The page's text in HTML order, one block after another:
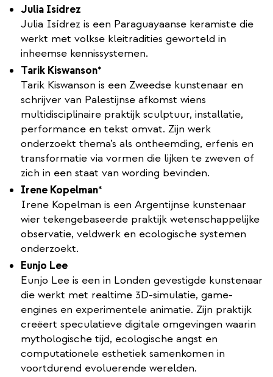
Julia Isídrez
Julia Isídrez is een Paraguayaanse keramiste die
werkt met volkse kleitradities geworteld in
inheemse kennissystemen.
Tarik Kiswanson*
​Tarik Kiswanson is een Zweedse kunstenaar en
schrijver van Palestijnse afkomst wiens
multidisciplinaire praktijk sculptuur, installatie,
performance en tekst omvat. Zijn werk
onderzoekt thema’s als ontheemding, erfenis en
transformatie via vormen die lijken te zweven of
zich in een staat van wording bevinden.
Irene Kopelman*
​Irene Kopelman is een Argentijnse kunstenaar
wier tekengebaseerde praktijk wetenschappelijke
observatie, veldwerk en ecologische systemen
onderzoekt.
Eunjo Lee
Eunjo Lee is een in Londen gevestigde kunstenaar
die werkt met realtime 3D-simulatie, game-
engines en experimentele animatie. Zijn praktijk
creëert speculatieve digitale omgevingen waarin
mythologische tijd, ecologische angst en
computationele esthetiek samenkomen in
voortdurend evoluerende werelden.